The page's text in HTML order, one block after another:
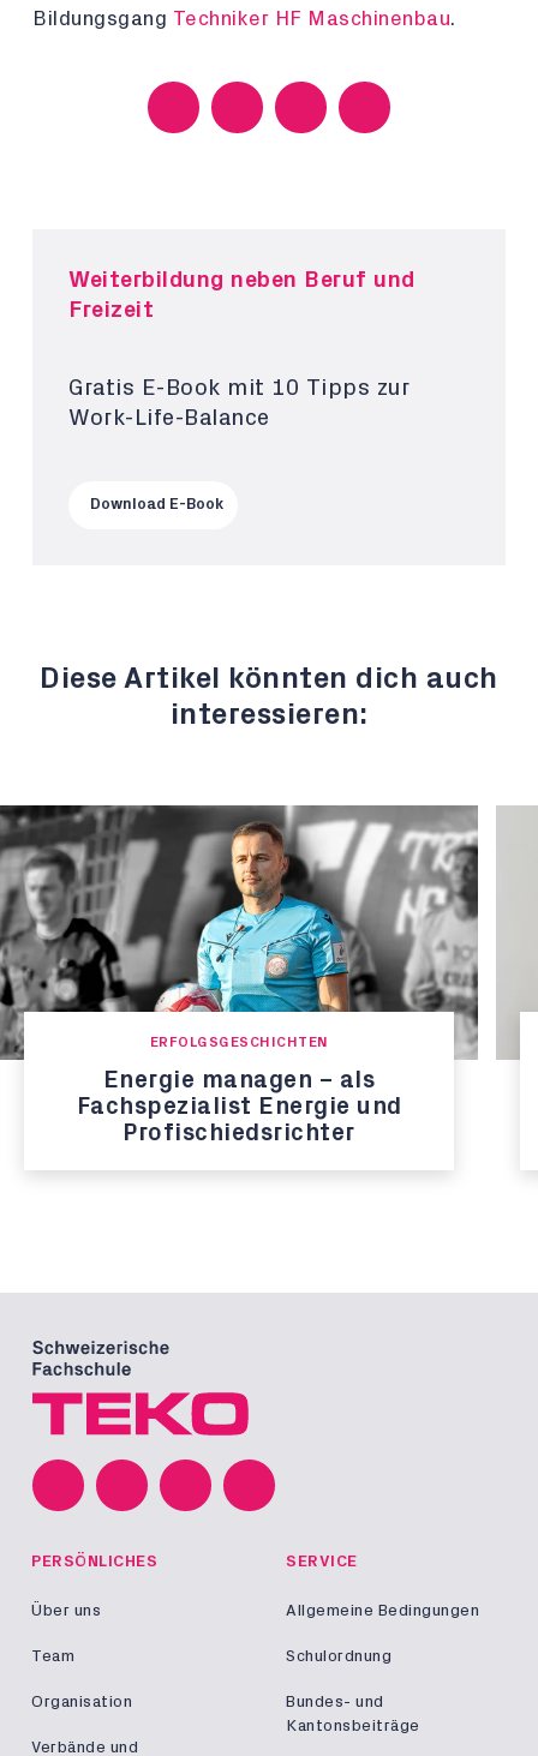
Bildungsgang Techniker HF Maschinenbau.
Weiterbildung neben Beruf und
Freizeit
Gratis E-Book mit 10 Tipps zur
Work-Life-Balance
Download E-Book
Diese Artikel könnten dich auch
interessieren:
ERFOLGSGESCHICHTEN
Energie managen – als
Fachspezialist Energie und
Profischiedsrichter
PERSÖNLICHES
Über uns
Team
Organisation
Verbände und
SERVICE
Allgemeine Bedingungen
Schulordnung
Bundes- und
Kantonsbeiträge